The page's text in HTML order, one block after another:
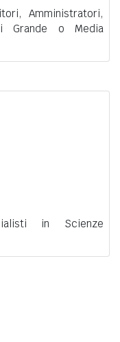
Amministratori,
Grande o Media
in Scienze